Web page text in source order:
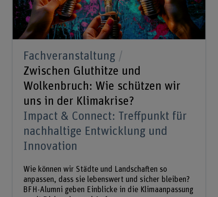
Fachveranstaltung
Zwischen Gluthitze und
Wolkenbruch: Wie schützen wir
uns in der Klimakrise?
Impact & Connect: Treffpunkt für
nachhaltige Entwicklung und
Innovation
Wie können wir Städte und Landschaften so
anpassen, dass sie lebenswert und sicher bleiben?
BFH-Alumni geben Einblicke in die Klimaanpassung